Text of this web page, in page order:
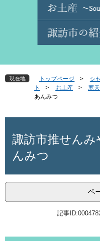
現在地 トップページ >
シ
ト
> お土産 > 寒
あんみつ
諏訪市推せん
んみつ
ペ
記事